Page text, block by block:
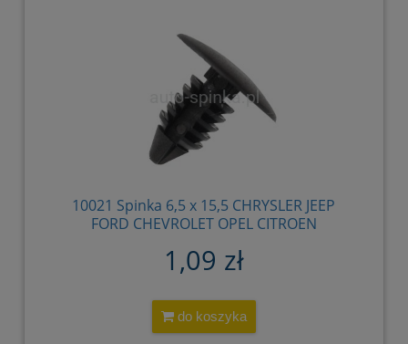
10021 Spinka 6,5 x 15,5 CHRYSLER JEEP
FORD CHEVROLET OPEL CITROEN
3691590 6031321 6505411AA 94530548
6800422 W701259S300 4805252
94530432 912466 90335715 14093311
20732399 94530527 7518C0 7518.C0
871137 A 0009881128
1,09 zł
do koszyka